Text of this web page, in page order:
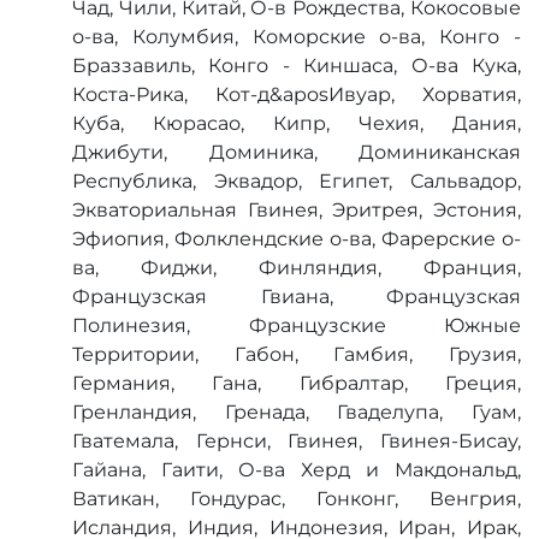
Чад, Чили, Китай, О-в Рождества, Кокосовые
о-ва, Колумбия, Коморские о-ва, Конго -
Браззавиль, Конго - Киншаса, О-ва Кука,
Коста-Рика, Кот-д&aposИвуар, Хорватия,
Куба, Кюрасао, Кипр, Чехия, Дания,
Джибути, Доминика, Доминиканская
Республика, Эквадор, Египет, Сальвадор,
Экваториальная Гвинея, Эритрея, Эстония,
Эфиопия, Фолклендские о-ва, Фарерские о-
ва, Фиджи, Финляндия, Франция,
Французская Гвиана, Французская
Полинезия, Французские Южные
Территории, Габон, Гамбия, Грузия,
Германия, Гана, Гибралтар, Греция,
Гренландия, Гренада, Гваделупа, Гуам,
Гватемала, Гернси, Гвинея, Гвинея-Бисау,
Гайана, Гаити, О-ва Херд и Макдональд,
Ватикан, Гондурас, Гонконг, Венгрия,
Исландия, Индия, Индонезия, Иран, Ирак,